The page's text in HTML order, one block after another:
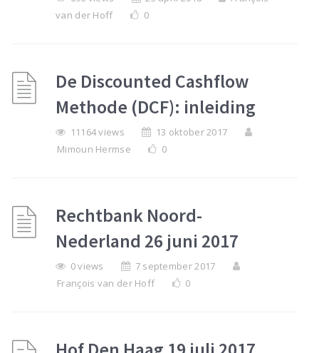
van der Hoff
0
De Discounted Cashflow
Methode (DCF): inleiding
11164 views
13 oktober 2017
Mimoun Hermse
0
Rechtbank Noord-
Nederland 26 juni 2017
0 views
7 september 2017
François van der Hoff
0